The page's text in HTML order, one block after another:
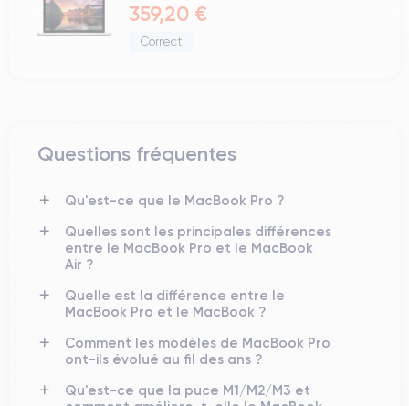
359,20 €
Correct
Questions fréquentes
Qu'est-ce que le MacBook Pro ?
Quelles sont les principales différences
entre le MacBook Pro et le MacBook
Air ?
Quelle est la différence entre le
MacBook Pro et le MacBook ?
Comment les modèles de MacBook Pro
ont-ils évolué au fil des ans ?
Qu'est-ce que la puce M1/M2/M3 et